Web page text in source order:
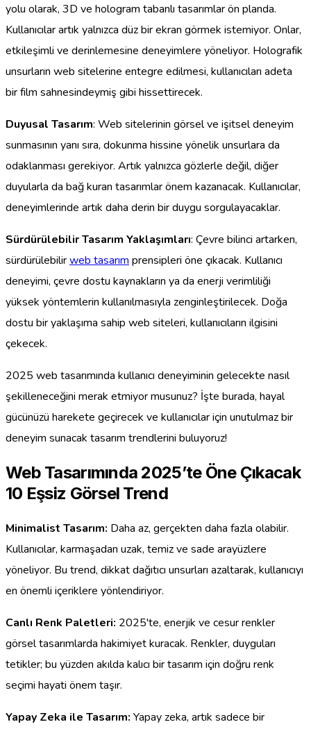
yolu olarak, 3D ve hologram tabanlı tasarımlar ön planda.
Kullanıcılar artık yalnızca düz bir ekran görmek istemiyor. Onlar,
etkileşimli ve derinlemesine deneyimlere yöneliyor. Holografik
unsurların web sitelerine entegre edilmesi, kullanıcıları adeta
bir film sahnesindeymiş gibi hissettirecek.
Duyusal Tasarım: Web sitelerinin görsel ve işitsel deneyim
sunmasının yanı sıra, dokunma hissine yönelik unsurlara da
odaklanması gerekiyor. Artık yalnızca gözlerle değil, diğer
duyularla da bağ kuran tasarımlar önem kazanacak. Kullanıcılar,
deneyimlerinde artık daha derin bir duygu sorgulayacaklar.
Sürdürülebilir Tasarım Yaklaşımları: Çevre bilinci artarken,
sürdürülebilirweb tasarım prensipleri öne çıkacak. Kullanıcı
deneyimi, çevre dostu kaynakların ya da enerji verimliliği
yüksek yöntemlerin kullanılmasıyla zenginleştirilecek. Doğa
dostu bir yaklaşıma sahip web siteleri, kullanıcıların ilgisini
çekecek.
2025 web tasarımında kullanıcı deneyiminin gelecekte nasıl
şekilleneceğini merak etmiyor musunuz? İşte burada, hayal
gücünüzü harekete geçirecek ve kullanıcılar için unutulmaz bir
deneyim sunacak tasarım trendlerini buluyoruz!
Web Tasarımında 2025’te Öne Çıkacak
10 Eşsiz Görsel Trend
Minimalist Tasarım: Daha az, gerçekten daha fazla olabilir.
Kullanıcılar, karmaşadan uzak, temiz ve sade arayüzlere
yöneliyor. Bu trend, dikkat dağıtıcı unsurları azaltarak, kullanıcıyı
en önemli içeriklere yönlendiriyor.
Canlı Renk Paletleri: 2025'te, enerjik ve cesur renkler
görsel tasarımlarda hakimiyet kuracak. Renkler, duyguları
tetikler; bu yüzden akılda kalıcı bir tasarım için doğru renk
seçimi hayati önem taşır.
Yapay Zeka ile Tasarım: Yapay zeka, artık sadece bir